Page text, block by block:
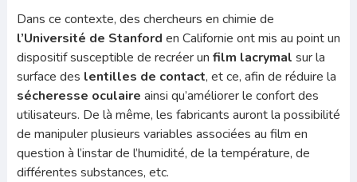
Dans ce contexte, des chercheurs en chimie de
l’Université de Stanford en Californie ont mis au point un
dispositif susceptible de recréer un film lacrymal sur la
surface des lentilles de contact, et ce, afin de réduire la
sécheresse oculaire ainsi qu’améliorer le confort des
utilisateurs. De là même, les fabricants auront la possibilité
de manipuler plusieurs variables associées au film en
question à l’instar de l’humidité, de la température, de
différentes substances, etc.